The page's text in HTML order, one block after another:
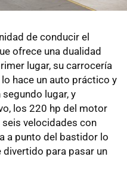
de conducir el
ofrece una dualidad
lugar, su carrocería
hace un auto práctico y
lugar, y
los 220 hp del motor
seis velocidades con
a punto del bastidor lo
divertido para pasar un